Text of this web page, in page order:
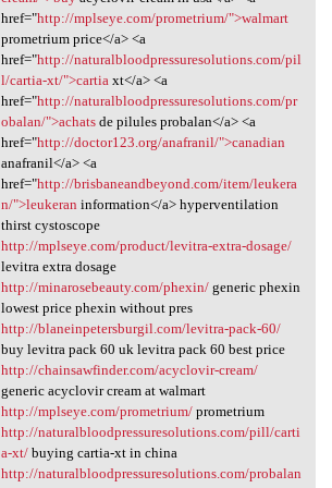
href="http://mplseye.com/prometrium/">walmart
prometrium price</a> <a
href="http://naturalbloodpressuresolutions.com/pil
l/cartia-xt/">cartiaxt</a> <a
href="http://naturalbloodpressuresolutions.com/pr
obalan/">achatsde pilules probalan</a> <a
href="http://doctor123.org/anafranil/">canadian
anafranil</a> <a
href="http://brisbaneandbeyond.com/item/leukera
n/">leukeran information</a> hyperventilation
thirst cystoscope
http://mplseye.com/product/levitra-extra-dosage/
levitra extra dosage
http://minarosebeauty.com/phexin/generic phexin
lowest price phexin without pres
http://blaneinpetersburgil.com/levitra-pack-60/
buy levitra pack 60 uk levitra pack 60 best price
http://chainsawfinder.com/acyclovir-cream/
generic acyclovir cream at walmart
http://mplseye.com/prometrium/prometrium
http://naturalbloodpressuresolutions.com/pill/carti
a-xt/buying cartia-xt in china
http://naturalbloodpressuresolutions.com/probalan